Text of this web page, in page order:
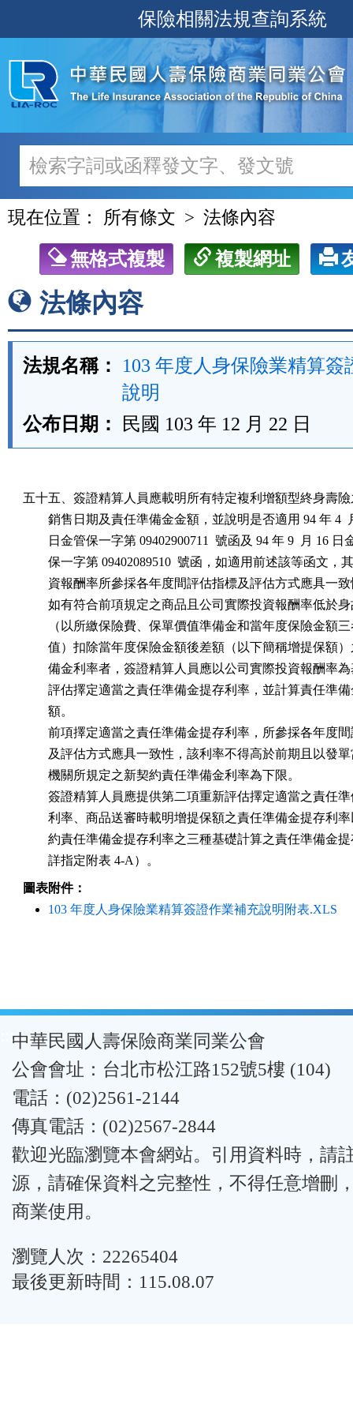
至
主
內
容
保險相關法規查詢系統
現在位置： 所有條文 法條內容
無格式複製 複製網址
法條內容
法規名稱：
103 年度人身保險業精算簽
說明
公布日期：
民國 103 年 12 月 22 日
五十五、簽證精算人員應載明所有特定複利增額型終身壽
銷售日期及責任準備金金額，並說明是否適用 94 年 4
日金管保一字第 09402900711  號函及 94 年 9  月 16 日
保一字第 09402089510  號函，如適用前述該等函文，
資報酬率所參採各年度間評估指標及評估方式應具一
如有符合前項規定之商品且公司實際投資報酬率低於
（以所繳保險費、保單價值準備金和當年度保險金額
值）扣除當年度保險金額後差額（以下簡稱增提保額
備金利率者，簽證精算人員應以公司實際投資報酬率
評估擇定適當之責任準備金提存利率，並計算責任準
        額。
前項擇定適當之責任準備金提存利率，所參採各年度
及評估方式應具一致性，該利率不得高於前期且以發
        機關所規定之新契約責任準備金利率為下限。
簽證精算人員應提供第二項重新評估擇定適當之責任
利率、商品送審時載明增提保額之責任準備金提存利
約責任準備金提存利率之三種基礎計算之責任準備金
        詳指定附表 4-A）。
圖表附件：
103 年度人身保險業精算簽證作業補充說明附表.XLS
:::中華民國人壽保險商業同業公會
公會會址：台北市松江路152號5樓 (104)
電話：(02)2561-2144
傳真電話：(02)2567-2844
歡迎光臨瀏覽本會網站。引用資料時，請
源，請確保資料之完整性，不得任意增刪
商業使用。
瀏覽人次：22265404
最後更新時間：115.08.07